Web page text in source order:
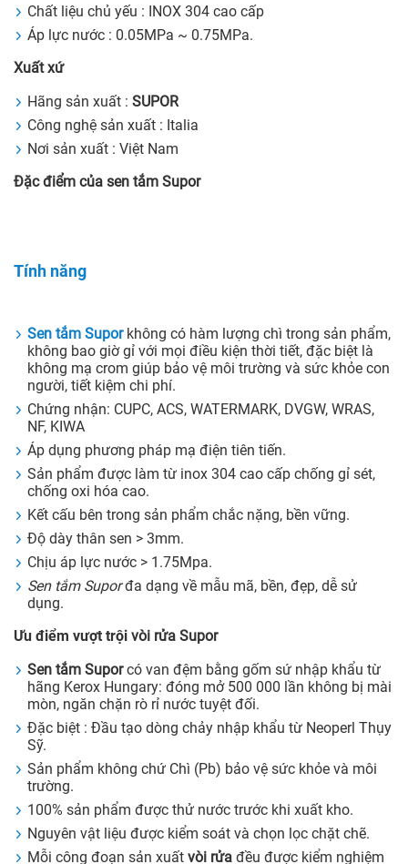
Chất liệu chủ yếu : INOX 304 cao cấp
Áp lực nước : 0.05MPa ~ 0.75MPa.
Xuất xứ
Hãng sản xuất : SUPOR
Công nghệ sản xuất : Italia
Nơi sản xuất : Việt Nam
Đặc điểm của sen tắm Supor
Tính năng
Sen tắm Supor không có hàm lượng chì trong sản phẩm,
không bao giờ gỉ với mọi điều kiện thời tiết, đặc biệt là
không mạ crom giúp bảo vệ môi trường và sức khỏe con
người, tiết kiệm chi phí.
Chứng nhận: CUPC, ACS, WATERMARK, DVGW, WRAS,
NF, KIWA
Áp dụng phương pháp mạ điện tiên tiến.
Sản phẩm được làm từ inox 304 cao cấp chống gỉ sét,
chống oxi hóa cao.
Kết cấu bên trong sản phẩm chắc nặng, bền vững.
Độ dày thân sen > 3mm.
Chịu áp lực nước > 1.75Mpa.
Sen tắm Suporđa dạng về mẫu mã, bền, đẹp, dễ sử
dụng.
Ưu điểm vượt trội vòi rửa Supor
Sen tắm Suporcó van đệm bằng gốm sứ nhập khẩu từ
hãng Kerox Hungary: đóng mở 500 000 lần không bị mài
mòn, ngăn chặn rò rỉ nước tuyệt đối.
Đặc biệt : Đầu tạo dòng chảy nhập khẩu từ Neoperl Thụy
Sỹ.
Sản phẩm không chứ Chì (Pb) bảo vệ sức khỏe và môi
trường.
100% sản phẩm được thử nước trước khi xuất kho.
Nguyên vật liệu được kiểm soát và chọn lọc chặt chẽ.
Mỗi công đoạn sản xuất vòi rửa đều được kiểm nghiệm